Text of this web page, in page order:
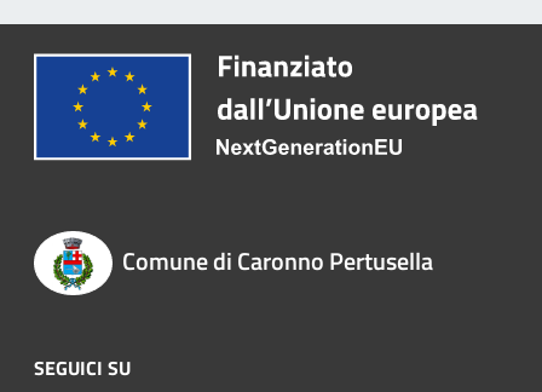
Comune di Caronno Pertusella
SEGUICI SU